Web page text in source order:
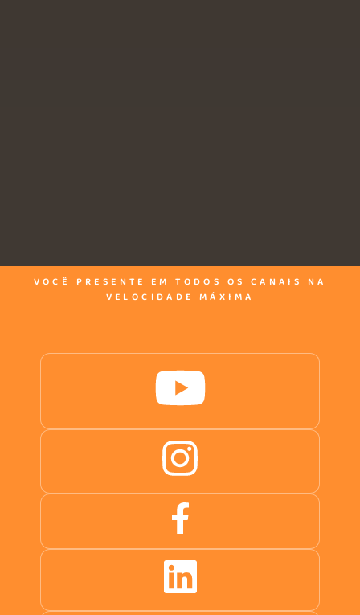
VOCÊ PRESENTE EM TODOS OS CANAIS NA
VELOCIDADE MÁXIMA